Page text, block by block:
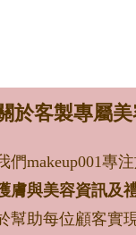
於客製專屬
們makeup001專
膚與美容資訊及
幫助每位顧客實